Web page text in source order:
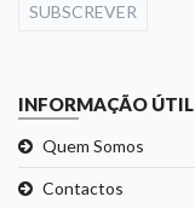
SUBSCREVER
INFORMAÇÃO ÚTIL
Quem Somos
Contactos